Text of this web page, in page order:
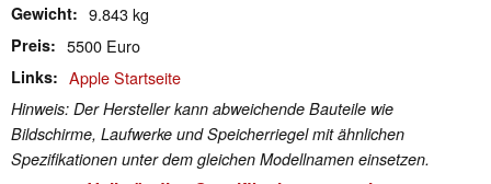
Gewicht 9.843 kg
Preis 5500 Euro
Links Apple Startseite
Hinweis: Der Hersteller kann abweichende Bauteile wie
Bildschirme, Laufwerke und Speicherriegel mit ähnlichen
Spezifikationen unter dem gleichen Modellnamen einsetzen.